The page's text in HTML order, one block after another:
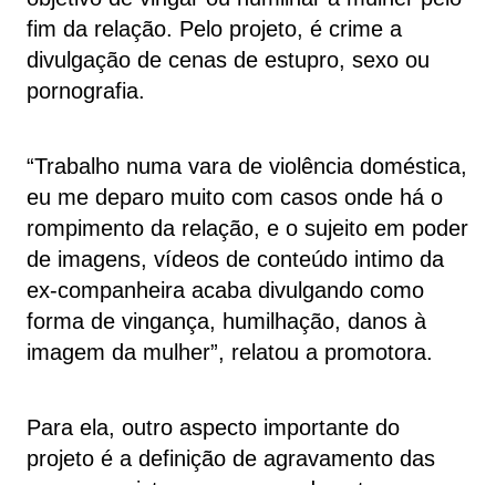
fim da relação. Pelo projeto, é crime a
divulgação de cenas de estupro, sexo ou
pornografia.
“Trabalho numa vara de violência doméstica,
eu me deparo muito com casos onde há o
rompimento da relação, e o sujeito em poder
de imagens, vídeos de conteúdo intimo da
ex-companheira acaba divulgando como
forma de vingança, humilhação, danos à
imagem da mulher”, relatou a promotora.
Para ela, outro aspecto importante do
projeto é a definição de agravamento das